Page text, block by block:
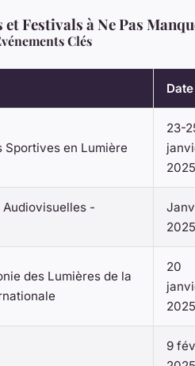
et Festivals à Ne Pas
Clés
Date
Sportives en Lumière
23-
2025
Audiovisuelles -
2025
des Lumières de la
20
2025
9